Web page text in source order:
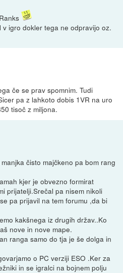
igro dokler tega ne odpravijo oz.
če se prav spomnim. Tudi
pa z lahkoto dobis 1VR na uro
tisoč z miljona.
čisto majčkeno pa bom rang
kjer je obvezno formirat
prijatelji.Srečal pa nisem nikoli
pa prijavil na tem forumu ,da bi
kakšnega iz drugih držav..Ko
nove in nove mape.
ranga samo do tja je še dolga in
o PC verziji ESO .Ker za
in se igralci na bojnem polju